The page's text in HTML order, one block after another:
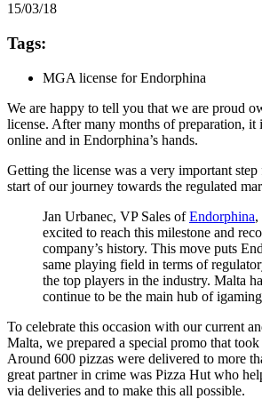
15/03/18
Tags:
MGA license for Endorphina
We are happy to tell you that we are proud
license. After many months of preparation,
online and in Endorphina’s hands.
Getting the license was a very important step
start of our journey towards the regulated
Jan Urbanec, VP Sales ofEndorphina,
excited to reach this milestone and
company’s history. This move puts
same playing field in terms of
the top players in the industry. Malta
continue to be the main hub of
To celebrate this occasion with our current
Malta, we prepared a special promo that
Around 600 pizzas were delivered to more
great partner in crime was Pizza Hut who
via deliveries and to make this all possible.